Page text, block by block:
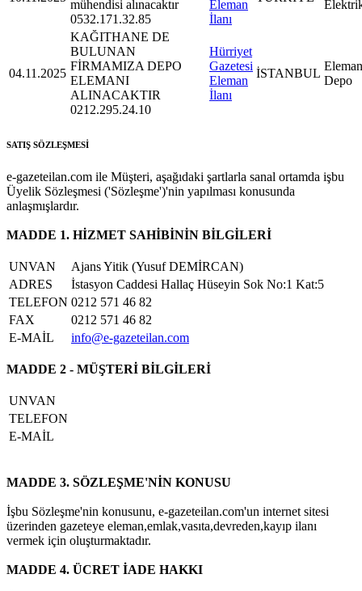
mühendisi alınacaktır
0532.171.32.85
Eleman
İlanı
04.11.2025
KAĞITHANE DE
BULUNAN
FİRMAMIZA DEPO
ELEMANI
ALINACAKTIR
0212.295.24.10
Hürriyet
Gazetesi
Eleman
İlanı
İSTANBUL
Depo
SATIŞ SÖZLEŞMESİ
e-gazeteilan.com ile Müşteri, aşağıdaki şartlarla sanal ortamda işbu
Üyelik Sözleşmesi ('Sözleşme')'nin yapılması konusunda
anlaşmışlardır.
MADDE 1. HİZMET SAHİBİNİN BİLGİLERİ
UNVAN
Ajans Yitik (Yusuf DEMİRCAN)
ADRES
İstasyon Caddesi Hallaç Hüseyin Sok No:1 Kat:5
TELEFON 0212 571 46 82
FAX
0212 571 46 82
E-MAİL
info@e-gazeteilan.com
MADDE 2 - MÜŞTERİ BİLGİLERİ
UNVAN
TELEFON
E-MAİL
MADDE 3. SÖZLEŞME'NİN KONUSU
İşbu Sözleşme'nin konusunu, e-gazeteilan.com'un internet sitesi
üzerinden gazeteye eleman,emlak,vasıta,devreden,kayıp ilanı
vermek için oluşturmaktadır.
MADDE 4. ÜCRET İADE HAKKI